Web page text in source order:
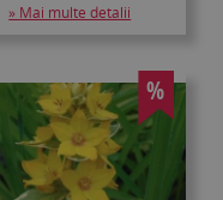
» Mai multe detalii
%